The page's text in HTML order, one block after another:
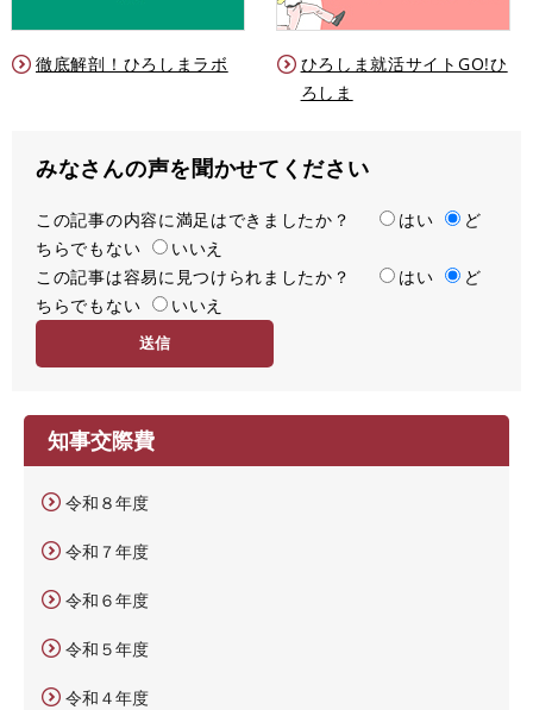
徹底解剖！ひろしまラボ
ひろしま就活サイトGO!ひ
ろしま
みなさんの声を聞かせてください
満
足
度
この記事の内容に満足はできましたか？ はい
ど
ちらでもない
いいえ
容
易
この記事は容易に見つけられましたか？ はい
ど
ちらでもない
いいえ
知事交際費
令和８年度
令和７年度
令和６年度
令和５年度
令和４年度